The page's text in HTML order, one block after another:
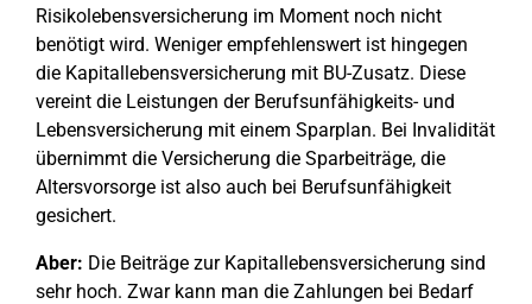
Risikolebensversicherung im Moment noch nicht
benötigt wird. Weniger empfehlenswert ist hingegen
die Kapitallebensversicherung mit BU-Zusatz. Diese
vereint die Leistungen der Berufsunfähigkeits- und
Lebensversicherung mit einem Sparplan. Bei Invalidität
übernimmt die Versicherung die Sparbeiträge, die
Altersvorsorge ist also auch bei Berufsunfähigkeit
gesichert.
Aber: Die Beiträge zur Kapitallebensversicherung sind
sehr hoch. Zwar kann man die Zahlungen bei Bedarf